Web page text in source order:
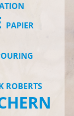
PAPIER
ROBERTS